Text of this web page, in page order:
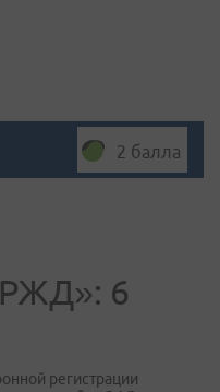
2 балла
6
регистрации